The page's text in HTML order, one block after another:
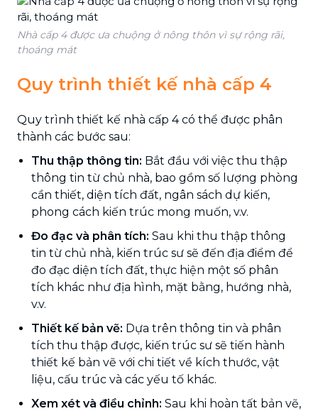
Nhà cấp 4 được ưa chuộng ở nông thôn vì sự rộng rãi,
thoáng mát
Quy trình thiết kế nhà cấp 4
Quy trình thiết kế nhà cấp 4 có thể được phân
thành các bước sau:
Thu thập thông tin: Bắt đầu với việc thu thập
thông tin từ chủ nhà, bao gồm số lượng phòng
cần thiết, diện tích đất, ngân sách dự kiến,
phong cách kiến trúc mong muốn, v.v.
Đo đạc và phân tích: Sau khi thu thập thông
tin từ chủ nhà, kiến trúc sư sẽ đến địa điểm để
đo đạc diện tích đất, thực hiện một số phân
tích khác như địa hình, mặt bằng, hướng nhà,
v.v.
Thiết kế bản vẽ: Dựa trên thông tin và phân
tích thu thập được, kiến trúc sư sẽ tiến hành
thiết kế bản vẽ với chi tiết về kích thước, vật
liệu, cấu trúc và các yếu tố khác.
Xem xét và điều chỉnh: Sau khi hoàn tất bản vẽ,